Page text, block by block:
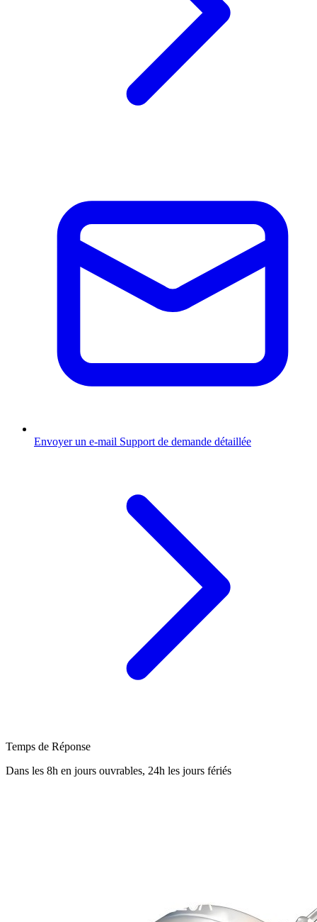
Envoyer un e-mail Support de demande détaillée
Temps de Réponse
Dans les 8h en jours ouvrables, 24h les jours fériés